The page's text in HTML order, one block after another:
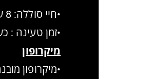
•חיי סוללה: 8 שעות שיחה ו-10 שעות נגינת מוזיקה.
•זמן טעינה :
מיקרופון
•מיקרופון